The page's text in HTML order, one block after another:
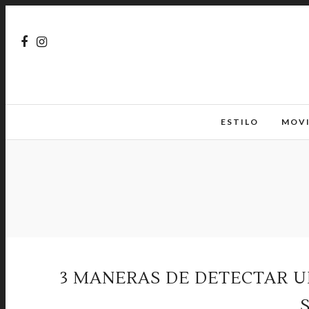
ESTILO
3 MANERAS DE DETECTAR